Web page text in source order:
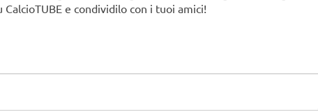
e condividilo con i tuoi amici!